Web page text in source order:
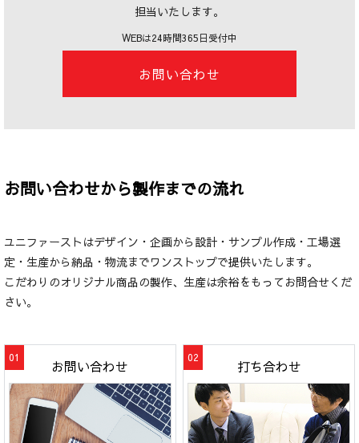
担当いたします。
WEBは24時間365日受付中
お問い合わせ
お問い合わせから製作までの流れ
ユニファーストはデザイン・企画から設計・サンプル作成・工場選
定・生産から納品・物流までワンストップで提供いたします。
こだわりのオリジナル商品の製作、生産は余裕をもってお問合せくだ
さい。
お問い合わせ 打ち合わせ